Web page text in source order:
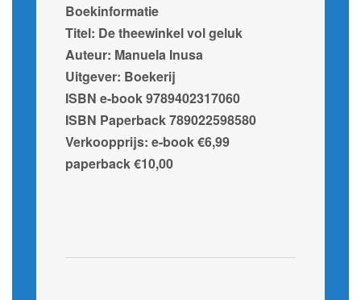
Boekinformatie
Titel: De theewinkel vol geluk
Auteur: Manuela Inusa
Uitgever: Boekerij
ISBN e-book 9789402317060
ISBN Paperback 789022598580
Verkoopprijs: e-book €6,99
paperback €10,00